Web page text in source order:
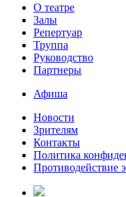
О театре
Залы
Репертуар
Труппа
Руководство
Партнеры
Афиша
Новости
Зрителям
Контакты
Политика
Противодействие